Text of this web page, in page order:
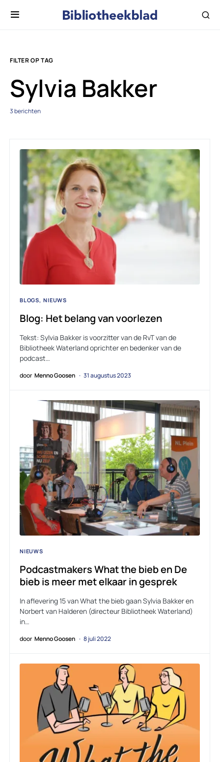
FILTER OP TAG
Sylvia Bakker
3 berichten
BLOGS NIEUWS
Blog: Het belang van voorlezen
Tekst: Sylvia Bakker is voorzitter van de RvT van de
Bibliotheek Waterland oprichter en bedenker van de
podcast…
door Menno Goosen 31 augustus 2023
NIEUWS
Podcastmakers What the bieb en De
bieb is meer met elkaar in gesprek
In aflevering 15 van What the bieb gaan Sylvia Bakker en
Norbert van Halderen (directeur Bibliotheek Waterland)
in…
door Menno Goosen 8 juli 2022